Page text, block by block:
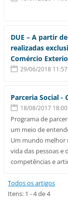
DUE – A partir
realizadas
Comércio
29/06/2018 11:57
Parceria Social
18/08/2017 18:00
Programa de
um meio de
Um mundo melhor
vida das pessoas e
competências e
Todos os artigos
Itens: 1 - 4 de 4